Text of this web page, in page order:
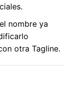
nombre ya
otra Tagline.